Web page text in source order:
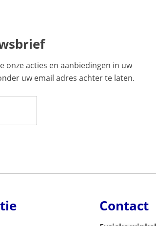
onze acties en aanbiedingen in uw
uw email adres achter te laten.
Contact